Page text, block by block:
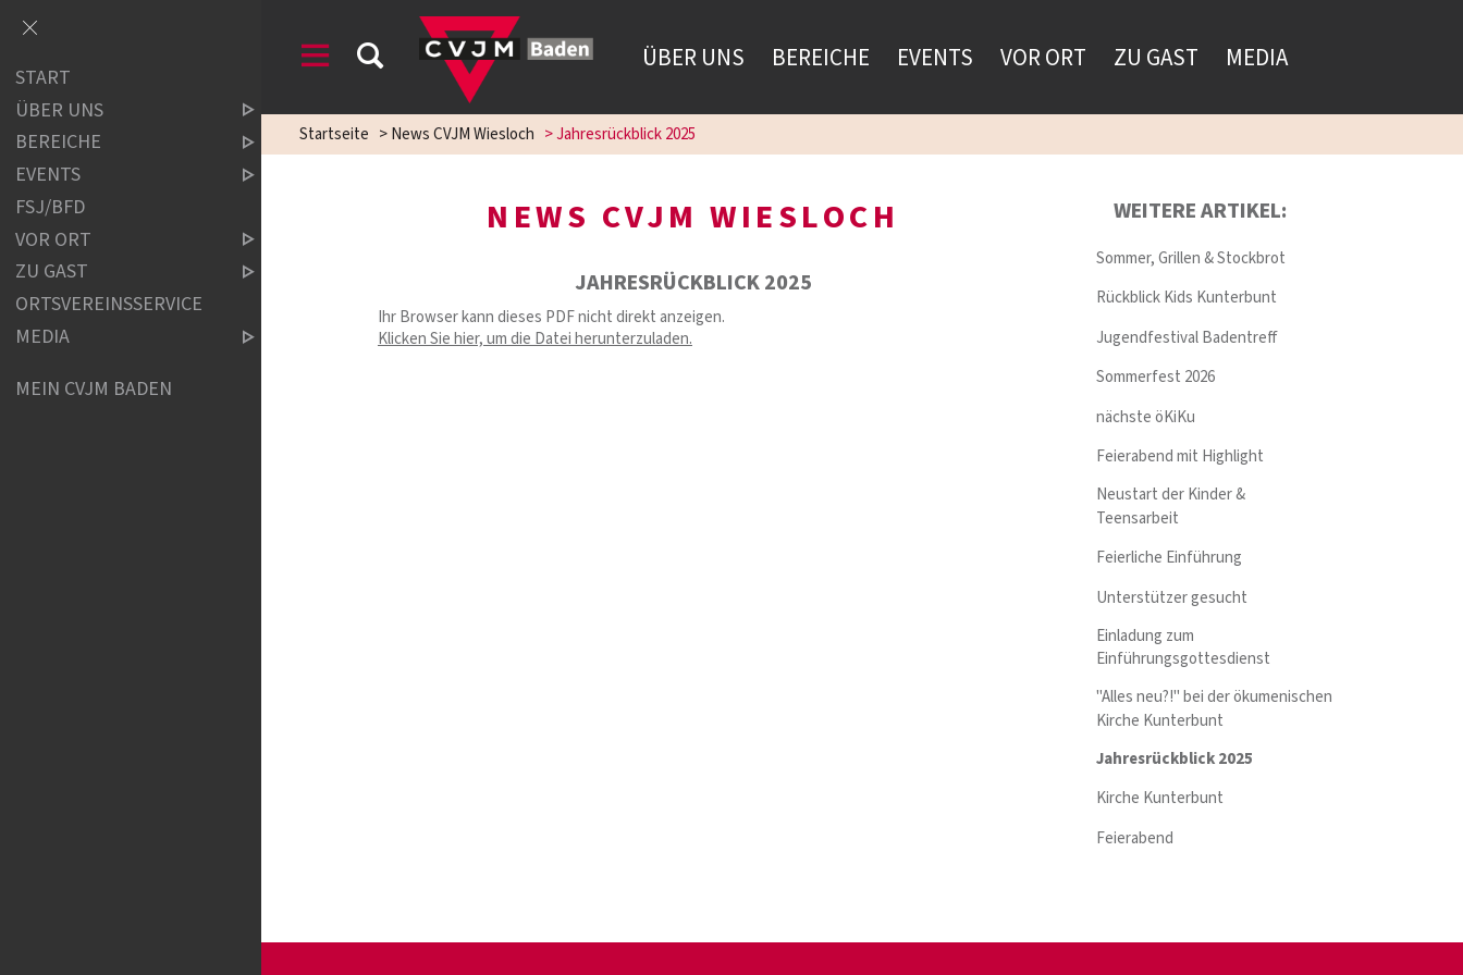
ÜBER UNS BEREICHE EVENTS VOR ORT ZU GAST MEDIA
Startseite >News CVJM Wiesloch >Jahresrückblick 2025
NEWS CVJM WIESLOCH
JAHRESRÜCKBLICK 2025
Ihr Browser kann dieses PDF nicht direkt anzeigen.
Klicken Sie hier, um die Datei herunterzuladen.
WEITERE ARTIKEL:
Sommer, Grillen & Stockbrot
Rückblick Kids Kunterbunt
Jugendfestival Badentreff
Sommerfest 2026
nächste öKiKu
Feierabend mit Highlight
Neustart der Kinder &
Teensarbeit
Feierliche Einführung
Unterstützer gesucht
Einladung zum
Einführungsgottesdienst
"Alles neu?!" bei der ökumenischen
Kirche Kunterbunt
Jahresrückblick 2025
Kirche Kunterbunt
Feierabend
START
ÜBER UNS
BEREICHE
EVENTS
FSJ/BFD
VOR ORT
ZU GAST
ORTSVEREINSSERVICE
MEDIA
MEIN CVJM BADEN